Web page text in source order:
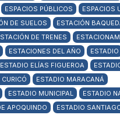
ESPACIOS PÚBLICOS
ESPACIOS
DE SUELOS
ESTACIÓN
DE TRENES
ESTACIONES DEL AÑO
ESTADIO
ESTADIO ELÍAS FIGUEROA
ESTADIO MARACANÁ
ESTADIO MUNICIPAL
ESTADIO
APOQUINDO
ESTADIO